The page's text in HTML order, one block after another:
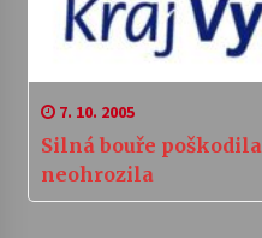
7. 10. 2005
Silná bouře
neohrozila